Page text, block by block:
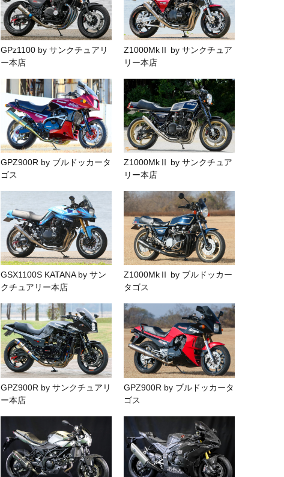
GPz1100 by サンクチュアリ
ー本店
Z1000MkⅡ by サンクチュア
リー本店
GPZ900R by ブルドッカータ
ゴス
Z1000MkⅡ by サンクチュア
リー本店
GSX1100S KATANA by サン
クチュアリー本店
Z1000MkⅡ by ブルドッカー
タゴス
GPZ900R by サンクチュアリ
ー本店
GPZ900R by ブルドッカータ
ゴス